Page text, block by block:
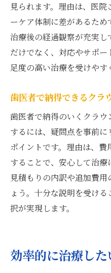
見られます。理由は、医
ーケア体制に差があるた
治療後の経過観察が充実
だけでなく、対応やサポ
足度の高い治療を受けやす
歯医者で納得できるクラ
歯医者で納得のいくクラ
するには、疑問点を事前
ポイントです。理由は、
することで、安心して治療
見積もりの内訳や追加費
ょう。十分な説明を受け
択が実現します。
効率的に治療し